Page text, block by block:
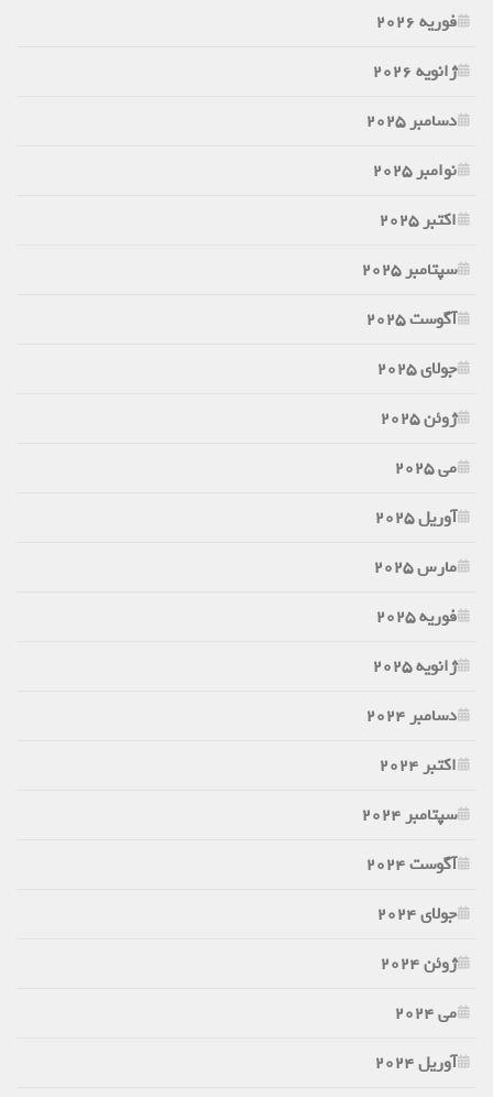
فوریه 2026
ژانویه 2026
دسامبر 2025
نوامبر 2025
اکتبر 2025
سپتامبر 2025
آگوست 2025
جولای 2025
ژوئن 2025
می 2025
آوریل 2025
مارس 2025
فوریه 2025
ژانویه 2025
دسامبر 2024
اکتبر 2024
سپتامبر 2024
آگوست 2024
جولای 2024
ژوئن 2024
می 2024
آوریل 2024